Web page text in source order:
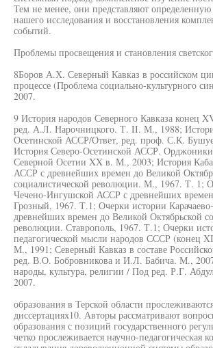
Тем не менее, они представляют определенную
нашего исследования и восстановления
событий.
Проблемы просвещения и становления
8Боров А.Х. Северный Кавказ в российском
процессе (Проблема социально-культурного
2007.
9 История народов Северного Кавказа конец
ред. А.Л. Нарочницкого. Т. II. М., 1988;
Осетинской АССР/Ответ, ред. проф. С.К.
История Северо-Осетинской АССР.
Северной Осетии XX в. М., 2003; История
АССР с древнейших времен до Великой
социалистической революции. М., 1967. Т. 1;
Чечено-Ингушской АССР с древнейших
Грозный, 1967. Т.1; Очерки истории
древнейших времен до Великой Октябрьской
революции. Ставрополь, 1967. Т.1; Очерки
педагогической мысли народов СССР (конец
М., 1991; Северный Кавказ в составе
ред. В.О. Бобровникова и И.Л. Бабича. М.,
народы, культура, религии / Под ред. Р.Г.
2007.
образования в Терской области
диссертациях10. Авторы рассматривают
образования с позиций государственного
четко прослеживается научно-педагогическая